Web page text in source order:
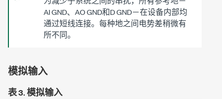
AI GND、 AO GND和D GND－在设备内部均
通过短线连接。每种地之间电势差稍微有
所不同。
模拟输入
表 3.模拟输入